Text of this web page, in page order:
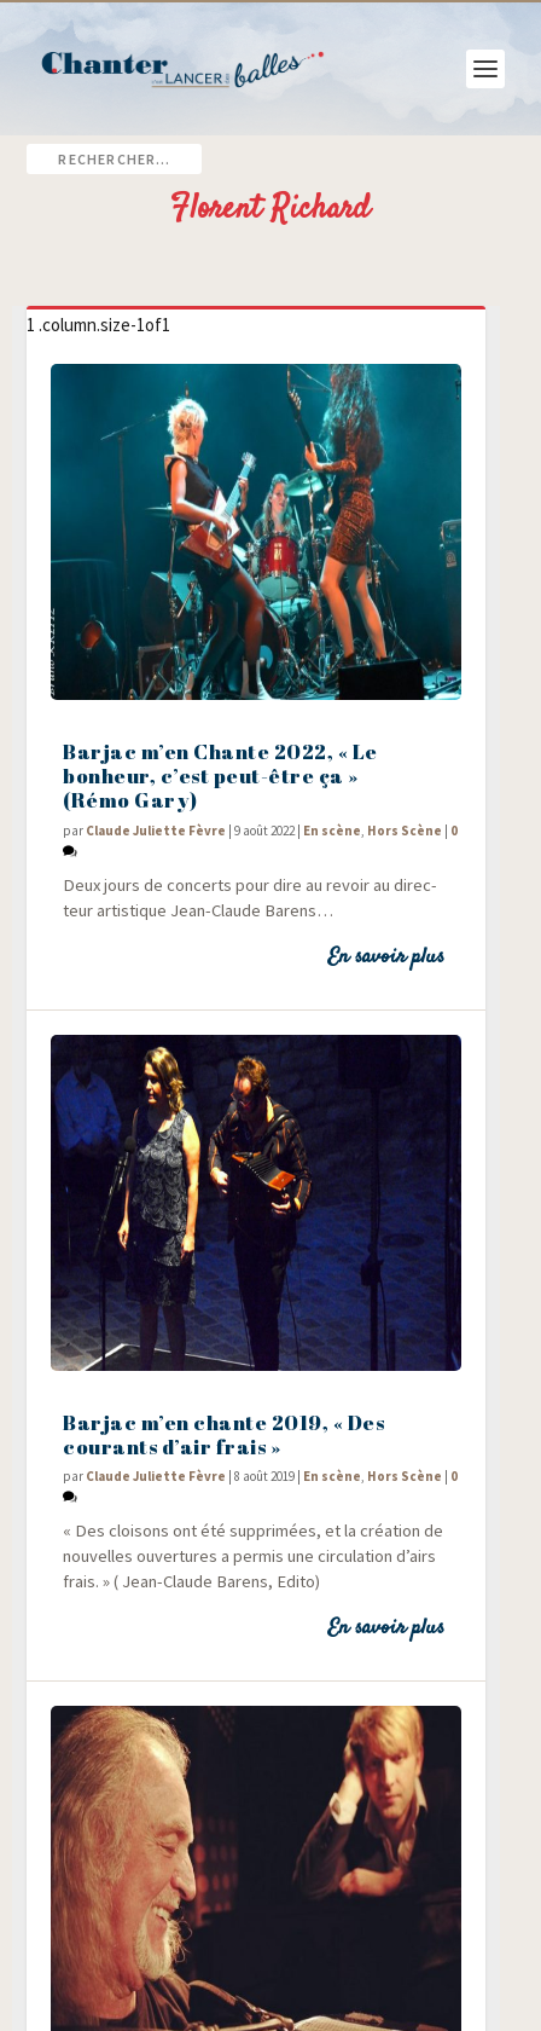
Florent Richard
Barjac m’en Chante 2022, « Le
bonheur, c’est peut-être ça »
(Rémo Gary)
par Claude Juliette Fèvre |9 août 2022 | En scène Hors Scène | 0
Deux jours de concerts pour dire au revoir au direc­
teur artis­tique Jean-Claude Barens…
En savoir plus
Barjac m’en chante 2019, « Des
courants d’air frais »
par Claude Juliette Fèvre |8 août 2019 En scène, Hors Scène 0
« Des cloi­sons ont été sup­pri­mées, et la créa­tion de
nou­velles ouver­tures a per­mis une cir­cu­la­tion d’airs
frais. » ( Jean-Claude Barens, Edito)
En savoir plus